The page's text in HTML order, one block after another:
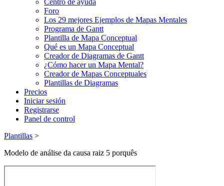
Centro de ayuda
Foro
Los 29 mejores Ejemplos de Mapas Mentales
Programa de Gantt
Plantilla de Mapa Conceptual
Qué es un Mapa Conceptual
Creador de Diagramas de Gantt
¿Cómo hacer un Mapa Mental?
Creador de Mapas Conceptuales
Plantillas de Diagramas
Precios
Iniciar sesión
Registrarse
Panel de control
Plantillas >
Modelo de análise da causa raiz 5 porquês